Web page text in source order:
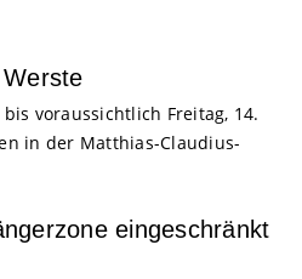
voraussichtlich Freitag, 14.
in der Matthias-Claudius-
eingeschränkt